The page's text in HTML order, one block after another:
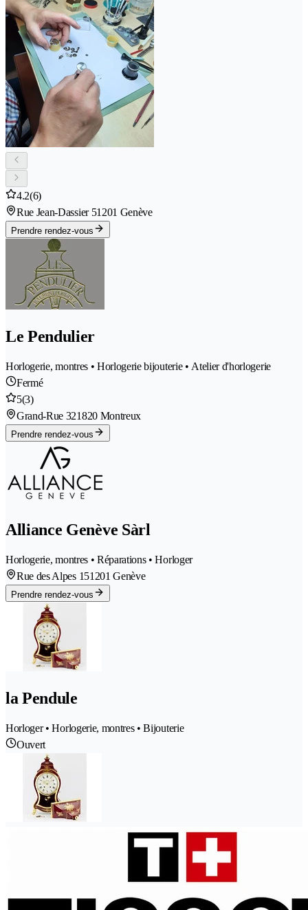
4.2(6)
Rue Jean-Dassier 51201 Genève
Prendre rendez-vous
Le Pendulier
Horlogerie, montres • Horlogerie bijouterie • Atelier d'horlogerie
Fermé
5(3)
Grand-Rue 321820 Montreux
Prendre rendez-vous
Alliance Genève Sàrl
Horlogerie, montres • Réparations • Horloger
Rue des Alpes 151201 Genève
Prendre rendez-vous
la Pendule
Horloger • Horlogerie, montres • Bijouterie
Ouvert